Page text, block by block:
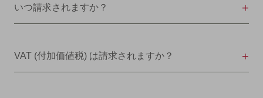
いつ請求されますか？
VAT (付加価値税) は請求されますか？